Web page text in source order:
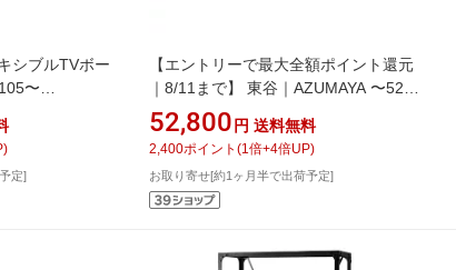
シブルTVボー
〜
224WAL ブラ
定]
【エントリーで最大全額ポイント還元
｜8/11まで】 東谷｜AZUMAYA 〜52V
型対応 TVボード レヴィ
（W120×D40×H33cm） HOT-601NA
ナチュラル
52,800 円 送料無料
2,400ポイント (1 倍+4倍UP)
お取り寄せ[約1ヶ月半で出荷予定]